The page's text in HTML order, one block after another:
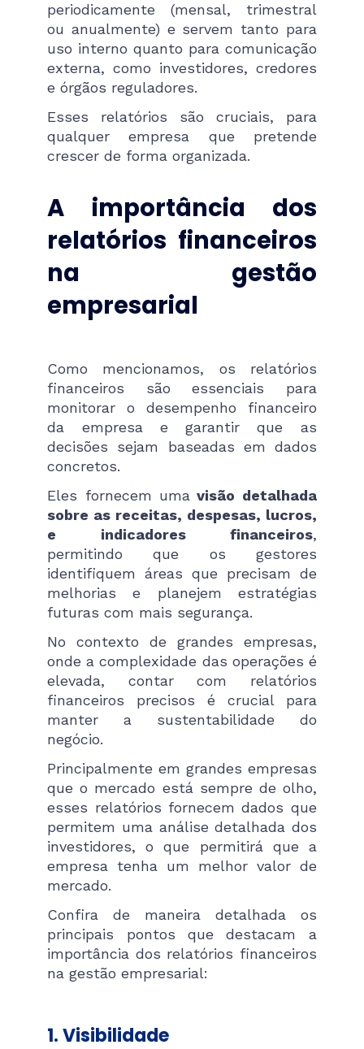
periodicamente (mensal, trimestral
ou anualmente) e servem tanto para
uso interno quanto para comunicação
externa, como investidores, credores
e órgãos reguladores.
Esses relatórios são cruciais, para
qualquer empresa que pretende
crescer de forma organizada.
A importância dos
relatórios financeiros
na gestão
empresarial
Como mencionamos, os relatórios
financeiros são essenciais para
monitorar o desempenho financeiro
da empresa e garantir que as
decisões sejam baseadas em dados
concretos.
Eles fornecem uma visão detalhada
sobre as receitas, despesas, lucros,
e indicadores financeiros,
permitindo que os gestores
identifiquem áreas que precisam de
melhorias e planejem estratégias
futuras com mais segurança.
No contexto de grandes empresas,
onde a complexidade das operações é
elevada, contar com relatórios
financeiros precisos é crucial para
manter a sustentabilidade do
negócio.
Principalmente em grandes empresas
que o mercado está sempre de olho,
esses relatórios fornecem dados que
permitem uma análise detalhada dos
investidores, o que permitirá que a
empresa tenha um melhor valor de
mercado.
Confira de maneira detalhada os
principais pontos que destacam a
importância dos relatórios financeiros
na gestão empresarial:
1. Visibilidade